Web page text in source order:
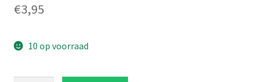
€3,95
10 op voorraad